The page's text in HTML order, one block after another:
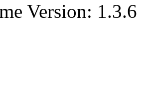
Version: 1.3.6